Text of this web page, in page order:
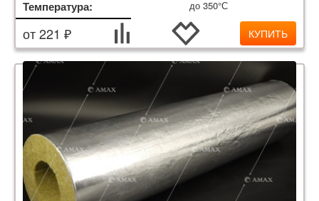
Температура: до 350°С
от 221 ₽ КУПИТЬ